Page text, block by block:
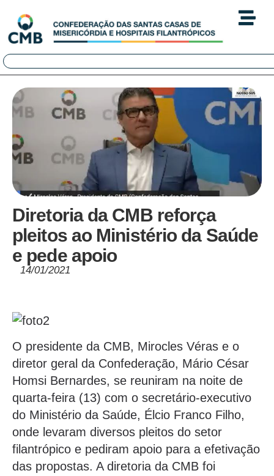
Diretoria da CMB reforça
pleitos ao Ministério da Saúde
e pede apoio
14/01/2021
O presidente da CMB, Mirocles Véras e o
diretor geral da Confederação, Mário César
Homsi Bernardes, se reuniram na noite de
quarta-feira (13) com o secretário-executivo
do Ministério da Saúde, Élcio Franco Filho,
onde levaram diversos pleitos do setor
filantrópico e pediram apoio para a efetivação
das propostas. A diretoria da CMB foi